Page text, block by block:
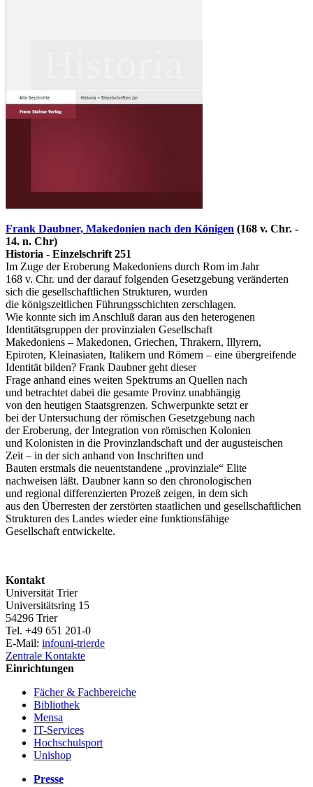
Frank Daubner, Makedonien nach den Königen (168 v. Chr. -
14. n. Chr)
Historia - Einzelschrift 251
Im Zuge der Eroberung Makedoniens durch Rom im Jahr
168 v. Chr. und der darauf folgenden Gesetzgebung veränderten
sich die gesellschaftlichen Strukturen, wurden
die königszeitlichen Führungsschichten zerschlagen.
Wie konnte sich im Anschluß daran aus den heterogenen
Identitätsgruppen der provinzialen Gesellschaft
Makedoniens – Makedonen, Griechen, Thrakern, Illyrern,
Epiroten, Kleinasiaten, Italikern und Römern – eine übergreifende
Identität bilden? Frank Daubner geht dieser
Frage anhand eines weiten Spektrums an Quellen nach
und betrachtet dabei die gesamte Provinz unabhängig
von den heutigen Staatsgrenzen. Schwerpunkte setzt er
bei der Untersuchung der römischen Gesetzgebung nach
der Eroberung, der Integration von römischen Kolonien
und Kolonisten in die Provinzlandschaft und der augusteischen
Zeit – in der sich anhand von Inschriften und
Bauten erstmals die neuentstandene „provinziale“ Elite
nachweisen läßt. Daubner kann so den chronologischen
und regional differenzierten Prozeß zeigen, in dem sich
aus den Überresten der zerstörten staatlichen und gesellschaftlichen
Strukturen des Landes wieder eine funktionsfähige
Gesellschaft entwickelte.
Kontakt
Universität Trier
Universitätsring 15
54296 Trier
Tel. +49 651 201-0
E-Mail: infouni-trierde
Zentrale Kontakte
Einrichtungen
Fächer & Fachbereiche
Bibliothek
Mensa
IT-Services
Hochschulsport
Unishop
Presse